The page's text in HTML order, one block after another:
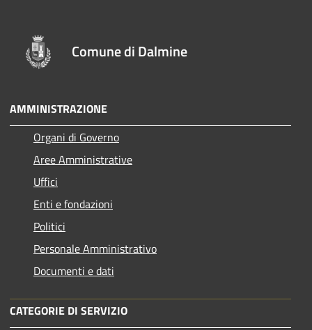
Comune di Dalmine
AMMINISTRAZIONE
Organi di Governo
Aree Amministrative
Uffici
Enti e fondazioni
Politici
Personale Amministrativo
Documenti e dati
CATEGORIE DI SERVIZIO